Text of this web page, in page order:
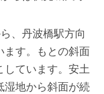
、丹波橋駅方向
ます。もとの斜面
しています。安土
湿地から斜面が続